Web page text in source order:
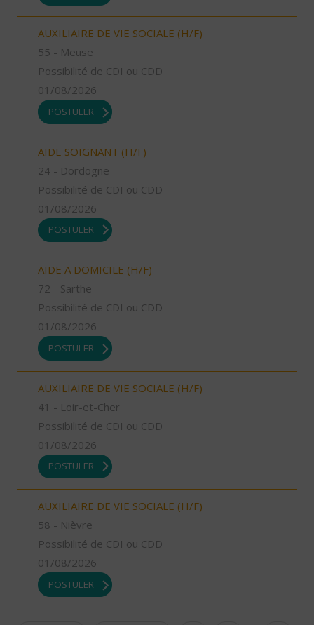
AUXILIAIRE DE VIE SOCIALE (H/F)
55 - Meuse
Possibilité de CDI ou CDD
01/08/2026
POSTULER
AIDE SOIGNANT (H/F)
24 - Dordogne
Possibilité de CDI ou CDD
01/08/2026
POSTULER
AIDE A DOMICILE (H/F)
72 - Sarthe
Possibilité de CDI ou CDD
01/08/2026
POSTULER
AUXILIAIRE DE VIE SOCIALE (H/F)
41 - Loir-et-Cher
Possibilité de CDI ou CDD
01/08/2026
POSTULER
AUXILIAIRE DE VIE SOCIALE (H/F)
58 - Nièvre
Possibilité de CDI ou CDD
01/08/2026
POSTULER